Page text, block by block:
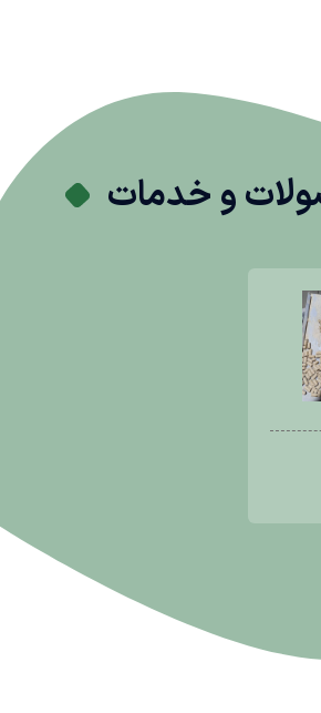
و خدمات